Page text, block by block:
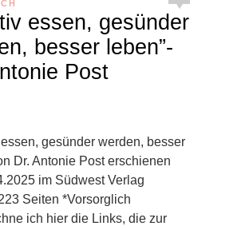
essen, gesünder
besser leben”-
Post
essen, gesünder werden, besser
Dr. Antonie Post erschienen
im Südwest Verlag
Seiten *Vorsorglich
ich hier die Links, die zur